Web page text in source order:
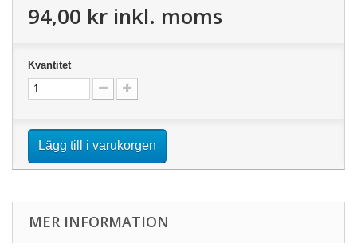
94,00 kr inkl. moms
Kvantitet
Lägg till i varukorgen
MER INFORMATION